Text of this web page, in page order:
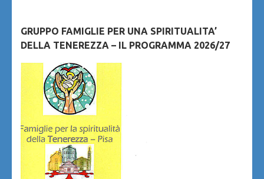
GRUPPO FAMIGLIE PER UNA SPIRITUALITA’
DELLA TENEREZZA – IL PROGRAMMA 2026/27